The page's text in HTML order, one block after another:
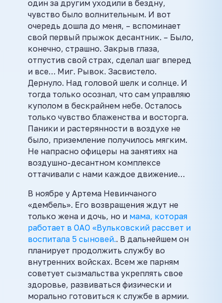
один за другим уходили в бездну,
чувство было волнительным. И вот
очередь дошла до меня, – вспоминает
свой первый прыжок десантник. – Было,
конечно, страшно. Закрыв глаза,
отпустив свой страх, сделал шаг вперед
и все… Миг. Рывок. Засвистело.
Дернуло. Над головой шелк и солнце. И
тогда только осознал, что сам управляю
куполом в бескрайнем небе. Осталось
только чувство блаженства и восторга.
Паники и растерянности в воздухе не
было, приземление получилось мягким.
Не напрасно офицеры на занятиях на
воздушно-десантном комплексе
оттачивали с нами каждое движение…
В ноябре у Артема Невинчаного
«дембель». Его возвращения ждут не
только жена и дочь, но и мама, которая
работает в ОАО «Вульковский рассвет и
воспитала 5 сыновей.. В дальнейшем он
планирует продолжить службу во
внутренних войсках. Всем же парням
советует сызмальства укреплять свое
здоровье, развиваться физически и
морально готовиться к службе в армии.